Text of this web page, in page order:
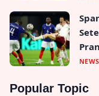
NEWS
Popular Topic